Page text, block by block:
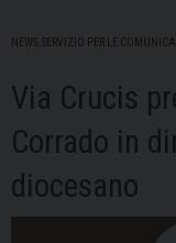
NEWS SERVIZIO PER LE
Via Crucis
Corrado in
diocesano